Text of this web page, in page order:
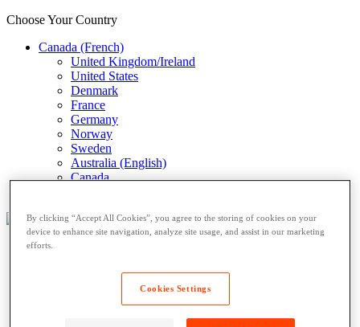
Choose Your Country
Canada (French)
United Kingdom/Ireland
United States
Denmark
France
Germany
Norway
Sweden
Australia (English)
Canada
Immeubles résidentiels
Universités
By clicking “Accept All Cookies”, you agree to the storing of cookies on your
device to enhance site navigation, analyze site usage, and assist in our marketing
efforts.
Cookies Settings